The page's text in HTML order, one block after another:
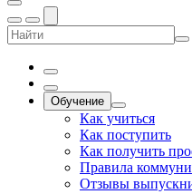
Обучение
Как учиться
Как поступить
Как получить
Правила
Отзывы